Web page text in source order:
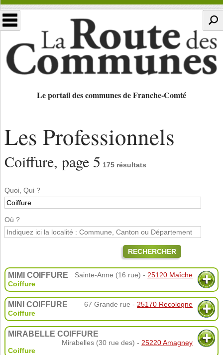
Le portail des communes de Franche-Comté
Les Professionnels
Coiffure, page 5 175 résultats
Quoi, Qui ?
Où ?
RECHERCHER
MIMI COIFFURE Sainte-Anne (16 rue) - 25120 Maîche
Coiffure
MINI COIFFURE 67 Grande rue - 25170 Recologne
Coiffure
MIRABELLE COIFFURE
Mirabelles (30 rue des) - 25220 Amagney
Coiffure